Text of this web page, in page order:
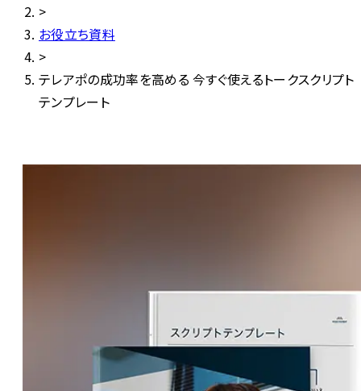
>
お役立ち資料
>
テレアポの成功率を高める 今すぐ使えるトークスクリプト
テンプレート